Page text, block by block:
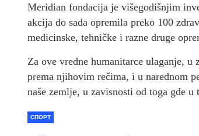
Meridian fondacija je višegodišnjim
akcija do sada opremila preko 100
medicinske, tehničke i razne druge
Za ove vredne humanitarce ulaganje,
prema njihovim rečima, i u narednom
naše zemlje, u zavisnosti od toga gde
СПОРТ